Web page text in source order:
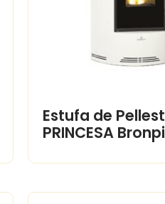
Estufa de Pellest
PRINCESA Bronpi